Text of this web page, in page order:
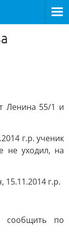
Ленина 55/1 и
г.р. ученик
уходил, на
15.11.2014 г.р.
сообщить по